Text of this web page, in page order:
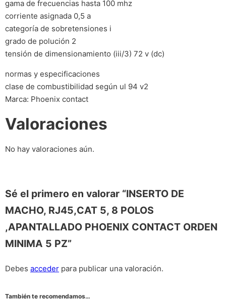
gama de frecuencias hasta 100 mhz
corriente asignada 0,5 a
categoría de sobretensiones i
grado de polución 2
tensión de dimensionamiento (iii/3) 72 v (dc)
normas y especificaciones
clase de combustibilidad según ul 94 v2
Marca: Phoenix contact
Valoraciones
No hay valoraciones aún.
Sé el primero en valorar “INSERTO DE
MACHO, RJ45,CAT 5, 8 POLOS
,APANTALLADO PHOENIX CONTACT ORDEN
MINIMA 5 PZ”
Debes acceder para publicar una valoración.
También te recomendamos…